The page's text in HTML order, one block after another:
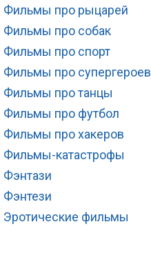
Фильмы про рыцарей
Фильмы про собак
Фильмы про спорт
Фильмы про супергероев
Фильмы про танцы
Фильмы про футбол
Фильмы про хакеров
Фильмы-катастрофы
Фэнтази
Фэнтези
Эротические фильмы